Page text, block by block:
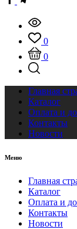
0
0
Главная
Каталог
Оплата и
Контакты
Новости
Меню
Главная
Каталог
Оплата и
Контакты
Новости